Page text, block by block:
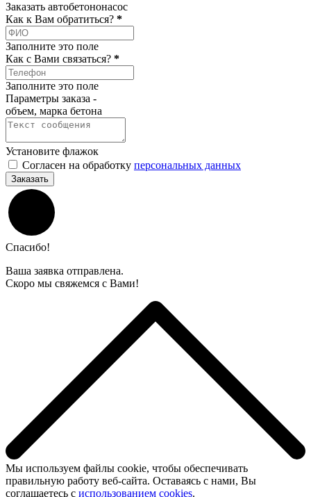
Заказать автобетононасос
Как к Вам обратиться? *
Заполните это поле
Как c Вами связаться? *
Заполните это поле
Параметры заказа -
объем, марка бетона
Установите флажок
Согласен на обработку персональных данных
Заказать
Спасибо!
Ваша заявка отправлена.
Скоро мы свяжемся с Вами!
Мы используем файлы cookie, чтобы обеспечивать
правильную работу веб-сайта. Оставаясь с нами, Вы
соглашаетесь с использованием cookies.